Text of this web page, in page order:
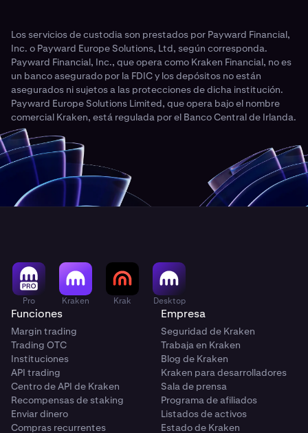
Los servicios de custodia son prestados por Payward Financial,
Inc. o Payward Europe Solutions, Ltd, según corresponda.
Payward Financial, Inc., que opera como Kraken Financial, no es
un banco asegurado por la FDIC y los depósitos no están
asegurados ni sujetos a las protecciones de dicha institución.
Payward Europe Solutions Limited, que opera bajo el nombre
comercial Kraken, está regulada por el Banco Central de Irlanda.
Pro Kraken Krak Desktop
Funciones
Margin trading
Trading OTC
Instituciones
API trading
Centro de API de Kraken
Recompensas de staking
Enviar dinero
Compras recurrentes
Empresa
Seguridad de Kraken
Trabaja en Kraken
Blog de Kraken
Kraken para desarrolladores
Sala de prensa
Programa de afiliados
Listados de activos
Estado de Kraken